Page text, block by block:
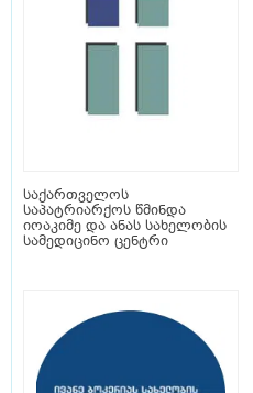
საქართველოს
საპატრიარქოს წმინდა
იოაკიმე და ანას სახელობის
სამედიცინო ცენტრი